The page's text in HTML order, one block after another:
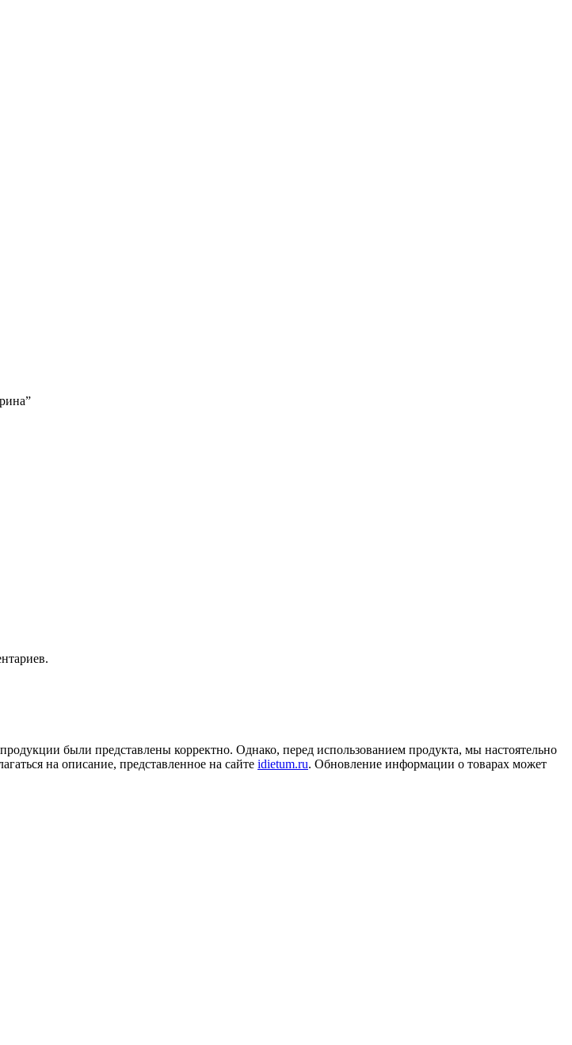
были представлены корректно. Однако, перед использованием продукта, мы настоятельно
на описание, представленное на сайте idietum.ru. Обновление информации о товарах может